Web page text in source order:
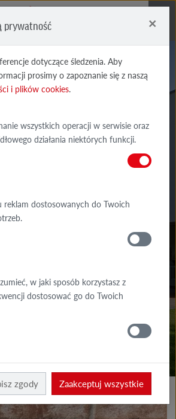
prywatność ×
dotyczące śledzenia. Aby
prosimy o zapoznanie się z naszą
i plików cookies.
wszystkich operacji w serwisie oraz
działania niektórych funkcji.
reklam dostosowanych do Twoich
w jaki sposób korzystasz z
dostosować go do Twoich
zgody Zaakceptuj wszystkie